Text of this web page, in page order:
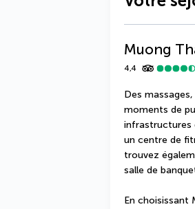
Muong
4,4
Des
moments de
infrastructures
un centre de
trouvez
salle de
En choisissant